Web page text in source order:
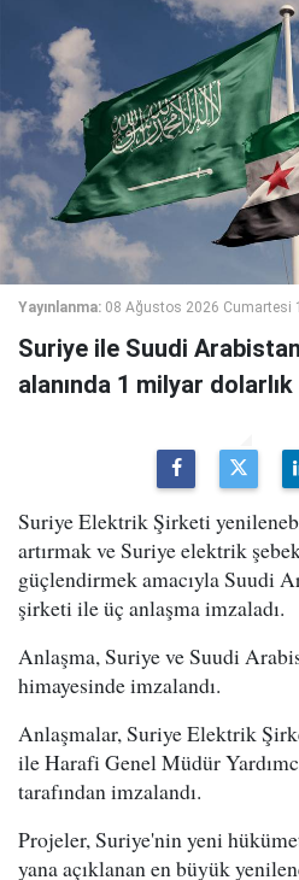
Yayınlanma: 08 Ağustos 2026 Cumartesi
Suriye ile Suudi
alanında 1 milyar
Suriye Elektrik Şirketi
artırmak ve Suriye elektrik
güçlendirmek amacıyla Suudi
şirketi ile üç anlaşma imzaladı.
Anlaşma, Suriye ve Suudi
himayesinde imzalandı.
Anlaşmalar, Suriye Elektrik
ile Harafi Genel Müdür
tarafından imzalandı.
Projeler, Suriye'nin yeni
yana açıklanan en büyük